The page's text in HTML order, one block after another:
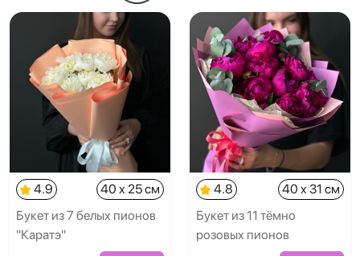
4.9
40 x 25 см
Букет из 7 белых пионов
"Каратэ"
4.8
40 x 31 см
Букет из 11 тёмно
розовых пионов